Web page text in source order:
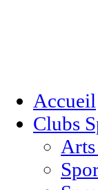
Accueil
Clubs